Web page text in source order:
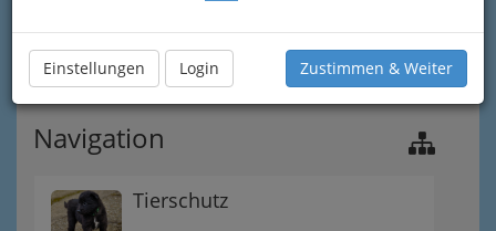
Einstellungen Login Zustimmen & Weiter
Navigation
Tierschutz